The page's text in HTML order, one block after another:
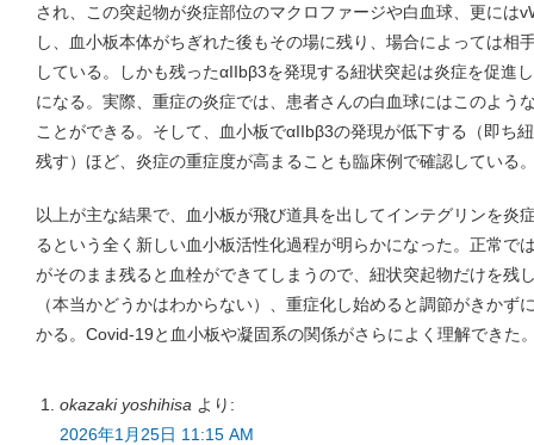
され、この突起物が炎症部位のマクロファージや白血球、更には
し、血小板本体がちぎれた後もその場に残り、場合によっては相
している。しかも残ったαIIbβ3を発現する紐状突起は炎症を促進
になる。実際、重症の炎症では、患者さんの白血球にはこのよう
ことができる。そして、血小板でαIIbβ3の発現が低下する（即ち
残す）ほど、炎症の重症度が高まることも臨床例で確認している
以上が主な結果で、血小板が飛び道具を出してインテグリンを炎
るという全く新しい血小板活性化過程が明らかになった。正常で
がそのまま残ると血栓ができてしまうので、紐状突起物だけを残
（本当かどうかはわからない）、重症化し始めると調節がきかず
かる。Covid-19と血小板や凝固系の関係がさらによく理解できた
okazaki yoshihisa より:
2026年1月25日 11:15 AM